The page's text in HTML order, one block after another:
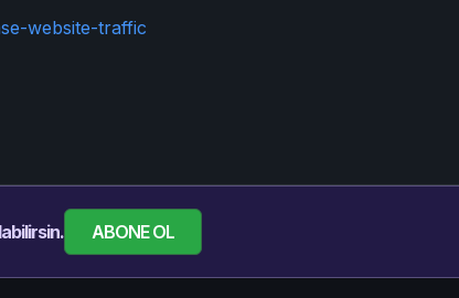
website-traffic
ABONE OL